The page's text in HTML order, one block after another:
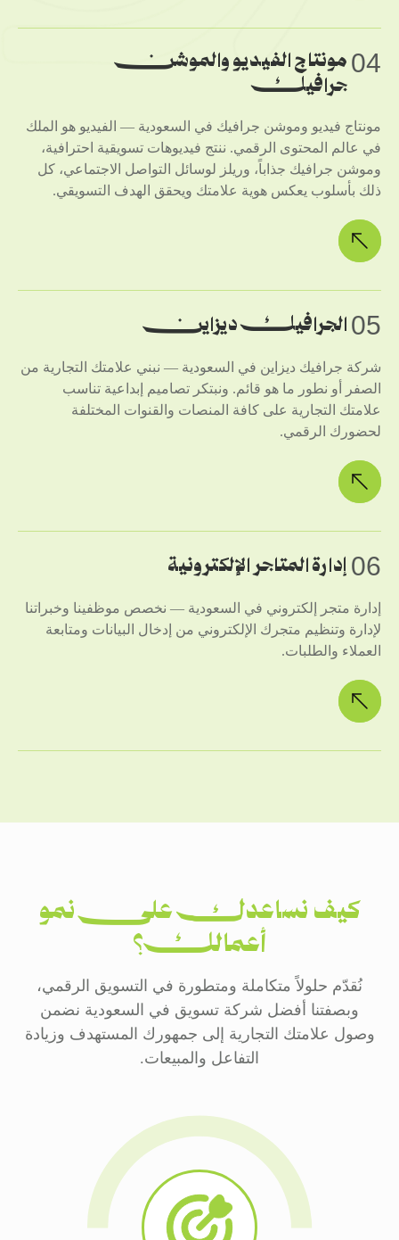
04 مونتاج الفيديو والموشن
جرافيك
مونتاج فيديو وموشن جرافيك في السعودية — الفيديو هو الملك
في عالم المحتوى الرقمي. ننتج فيديوهات تسويقية احترافية،
وموشن جرافيك جذاباً، وريلز لوسائل التواصل الاجتماعي، كل
ذلك بأسلوب يعكس هوية علامتك ويحقق الهدف التسويقي.
05 الجرافيك ديزاين
شركة جرافيك ديزاين في السعودية — نبني علامتك التجارية من
الصفر أو نطور ما هو قائم. ونبتكر تصاميم إبداعية تناسب
علامتك التجارية على كافة المنصات والقنوات المختلفة
لحضورك الرقمي.
06 إدارة المتاجر الإلكترونية
إدارة متجر إلكتروني في السعودية — نخصص موظفينا وخبراتنا
لإدارة وتنظيم متجرك الإلكتروني من إدخال البيانات ومتابعة
العملاء والطلبات.
كيف نساعدك على نمو
أعمالك؟
نُقدّم حلولاً متكاملة ومتطورة في التسويق الرقمي،
وبصفتنا أفضل شركة تسويق في السعودية نضمن
وصول علامتك التجارية إلى جمهورك المستهدف وزيادة
التفاعل والمبيعات.